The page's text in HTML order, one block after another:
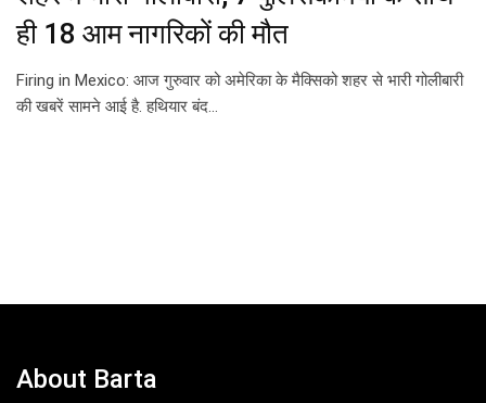
ही 18 आम नागरिकों की मौत
Firing in Mexico: आज गुरुवार को अमेरिका के मैक्सिको शहर से भारी गोलीबारी
की खबरें सामने आई है. हथियार बंद…
About Barta